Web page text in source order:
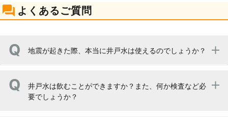
よくあるご質問
地震が起きた際、本当に井戸水は使えるのでしょうか？
ば使えます。しかし、電動ポンプの場合には、停電時に使
用できなくなりますので、ご注意ください。また、水道よ
井戸水は飲むことができますか？また、何か検査など必
要でしょうか？